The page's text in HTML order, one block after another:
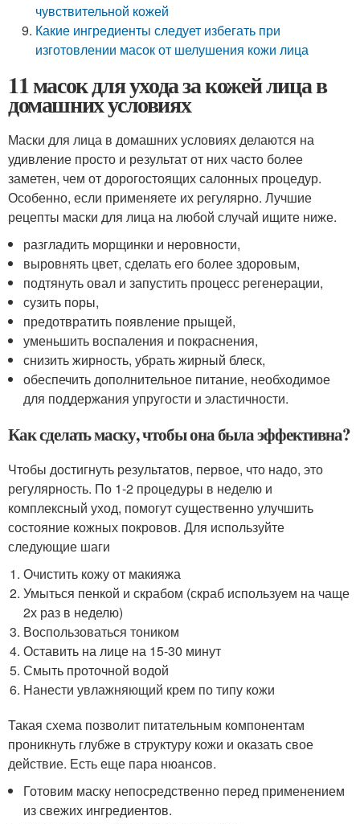
чувствительной кожей
Какие ингредиенты следует избегать при
изготовлении масок от шелушения кожи лица
11 масок для ухода за кожей лица в
домашних условиях
Маски для лица в домашних условиях делаются на
удивление просто и результат от них часто более
заметен, чем от дорогостоящих салонных процедур.
Особенно, если применяете их регулярно. Лучшие
рецепты маски для лица на любой случай ищите ниже.
разгладить морщинки и неровности,
выровнять цвет, сделать его более здоровым,
подтянуть овал и запустить процесс регенерации,
сузить поры,
предотвратить появление прыщей,
уменьшить воспаления и покраснения,
снизить жирность, убрать жирный блеск,
обеспечить дополнительное питание, необходимое
для поддержания упругости и эластичности.
Как сделать маску, чтобы она была эффективна?
Чтобы достигнуть результатов, первое, что надо, это
регулярность. По 1-2 процедуры в неделю и
комплексный уход, помогут существенно улучшить
состояние кожных покровов. Для используйте
следующие шаги
Очистить кожу от макияжа
Умыться пенкой и скрабом (скраб используем на чаще
2х раз в неделю)
Воспользоваться тоником
Оставить на лице на 15-30 минут
Смыть проточной водой
Нанести увлажняющий крем по типу кожи
Такая схема позволит питательным компонентам
проникнуть глубже в структуру кожи и оказать свое
действие. Есть еще пара нюансов.
Готовим маску непосредственно перед применением
из свежих ингредиентов.